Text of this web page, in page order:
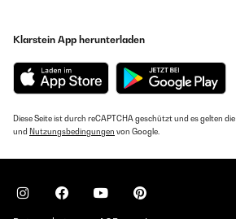
Klarstein App herunterladen
Diese Seite ist durch reCAPTCHA geschützt und es gelten die
und Nutzungsbedingungen von Google.